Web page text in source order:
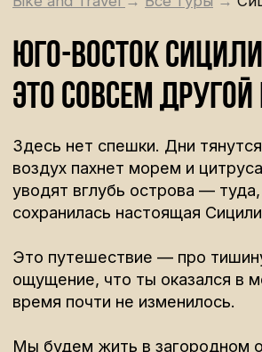
Ното — среди холмов, оливковых деревьев и
цитрусовых садов. Отсюда каждый день
будем отправляться в новые маршруты: к
морю, в каньоны, в древние города и
природные заповедники.
пейзажи, вкусы и маленькие детали, которые
невозможно увидеть в обычной поездке.